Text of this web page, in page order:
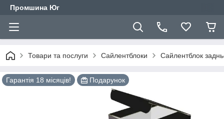
Промшина Юг
Товари та послуги Сайлентблоки Сайлентблок
Гарантія 18 місяців! Подарунок